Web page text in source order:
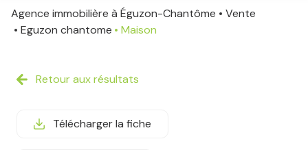
ventes
notre
contact
Agence immobilière à Éguzon-Chantôme
Vente
Eguzon chantome
Maison
Retour aux résultats
Télécharger la fiche